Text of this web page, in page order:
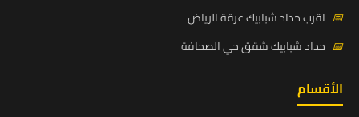
📅 اقرب حداد شبابيك عرقة الرياض
📅 حداد شبابيك شقق حي الصحافة
الأقسام